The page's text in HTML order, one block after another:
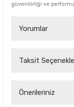
güvenilirliği ve
Yorumlar
Bu
Taksit
Önerileriniz